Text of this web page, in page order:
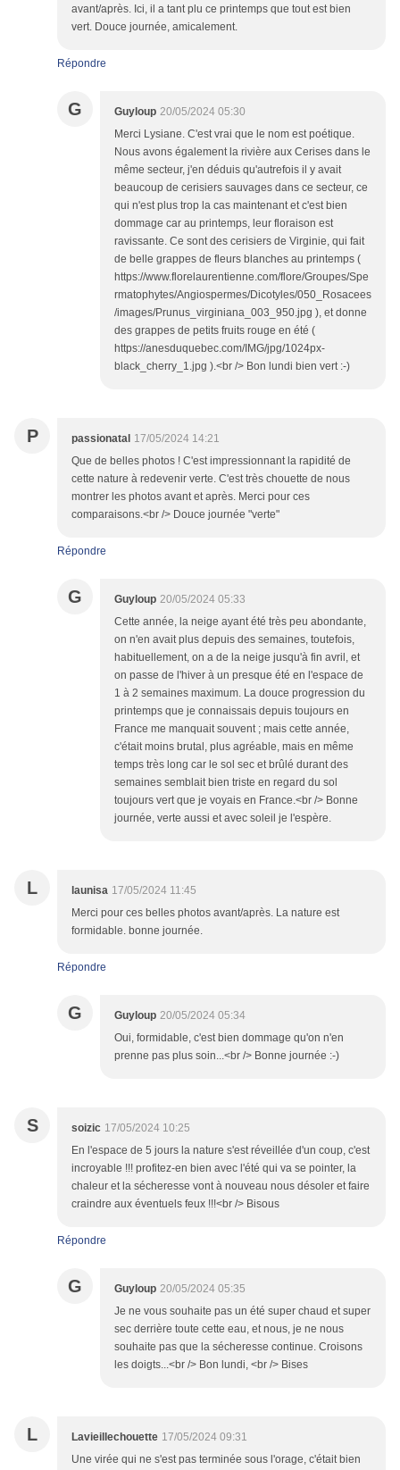
avant/après. Ici, il a tant plu ce printemps que tout est bien
vert. Douce journée, amicalement.
Répondre
G Guyloup 20/05/2024 05:30
Merci Lysiane. C'est vrai que le nom est poétique.
Nous avons également la rivière aux Cerises dans le
même secteur, j'en déduis qu'autrefois il y avait
beaucoup de cerisiers sauvages dans ce secteur, ce
qui n'est plus trop la cas maintenant et c'est bien
dommage car au printemps, leur floraison est
ravissante. Ce sont des cerisiers de Virginie, qui fait
de belle grappes de fleurs blanches au printemps (
https://www.florelaurentienne.com/flore/Groupes/Spe
rmatophytes/Angiospermes/Dicotyles/050_Rosacees
/images/Prunus_virginiana_003_950.jpg ), et donne
des grappes de petits fruits rouge en été (
https://anesduquebec.com/IMG/jpg/1024px-
black_cherry_1.jpg ).<br /> Bon lundi bien vert :-)
P passionatal 17/05/2024 14:21
Que de belles photos ! C'est impressionnant la rapidité de
cette nature à redevenir verte. C'est très chouette de nous
montrer les photos avant et après. Merci pour ces
comparaisons.<br /> Douce journée "verte"
Répondre
G Guyloup 20/05/2024 05:33
Cette année, la neige ayant été très peu abondante,
on n'en avait plus depuis des semaines, toutefois,
habituellement, on a de la neige jusqu'à fin avril, et
on passe de l'hiver à un presque été en l'espace de
1 à 2 semaines maximum. La douce progression du
printemps que je connaissais depuis toujours en
France me manquait souvent ; mais cette année,
c'était moins brutal, plus agréable, mais en même
temps très long car le sol sec et brûlé durant des
semaines semblait bien triste en regard du sol
toujours vert que je voyais en France.<br /> Bonne
journée, verte aussi et avec soleil je l'espère.
L launisa 17/05/2024 11:45
Merci pour ces belles photos avant/après. La nature est
formidable. bonne journée.
Répondre
G Guyloup 20/05/2024 05:34
Oui, formidable, c'est bien dommage qu'on n'en
prenne pas plus soin...<br /> Bonne journée :-)
S soizic 17/05/2024 10:25
En l'espace de 5 jours la nature s'est réveillée d'un coup, c'est
incroyable !!! profitez-en bien avec l'été qui va se pointer, la
chaleur et la sécheresse vont à nouveau nous désoler et faire
craindre aux éventuels feux !!!<br /> Bisous
Répondre
G Guyloup 20/05/2024 05:35
Je ne vous souhaite pas un été super chaud et super
sec derrière toute cette eau, et nous, je ne nous
souhaite pas que la sécheresse continue. Croisons
les doigts...<br /> Bon lundi, <br /> Bises
L Lavieillechouette 17/05/2024 09:31
Une virée qui ne s'est pas terminée sous l'orage, c'était bien